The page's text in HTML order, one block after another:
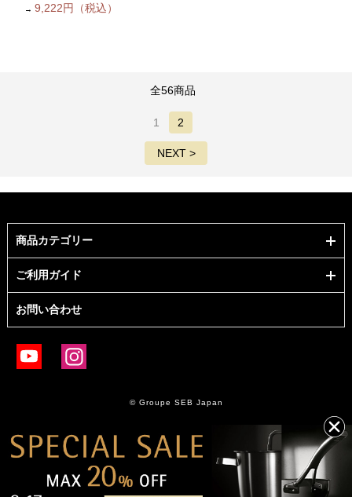
→9,222円（税込）
全56商品
1 2
NEXT >
商品カテゴリー
ご利用ガイド
お問い合わせ
© Groupe SEB Japan